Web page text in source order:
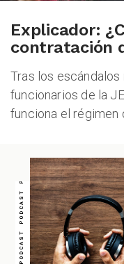
Explicador:
contratación
Tras los
funcionarios de la
funciona el régimen
PODCAST PODCAST PODCAST PODCAST PODCAST PODCAST PODCAST